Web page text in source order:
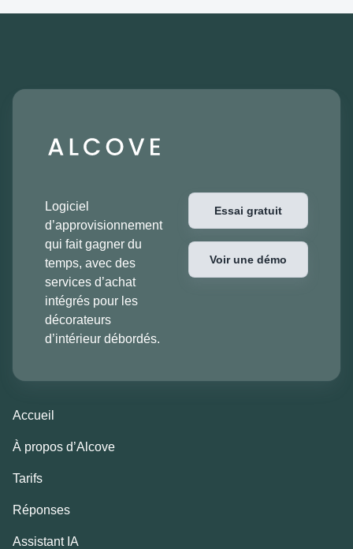
Logiciel
d’approvisionnement
qui fait gagner du
temps, avec des
services d’achat
intégrés pour les
décorateurs
d’intérieur débordés.
Essai gratuit
Voir une démo
Accueil
À propos d’Alcove
Tarifs
Réponses
Assistant IA